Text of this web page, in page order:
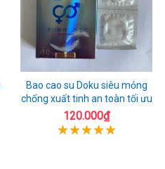
Bao cao su Doku siêu mỏng
chống xuất tinh an toàn tối ưu
120.000₫